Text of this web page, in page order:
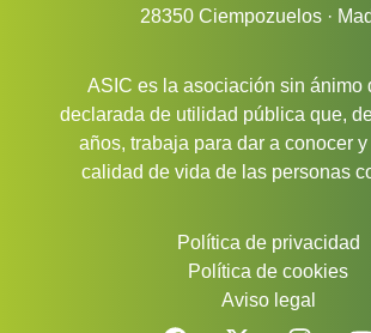
28350 Ciempozuelos ·
ASIC es la asociación sin ánimo
declarada de utilidad pública que,
años, trabaja para dar a conocer
calidad de vida de las personas
Política de privacidad
Política de cookies
Aviso legal